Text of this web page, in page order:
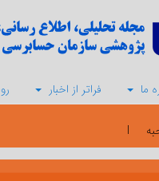
ما فراتر از اخبار